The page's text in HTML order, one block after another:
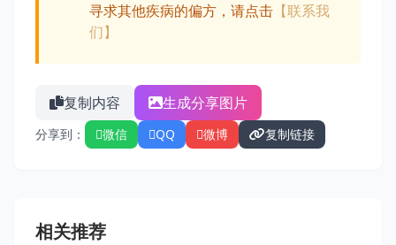
寻求其他疾病的偏方，请点击 【联系我
们】
复制内容 生成分享图片
分享到： 微信 QQ 微博 复制链接
相关推荐